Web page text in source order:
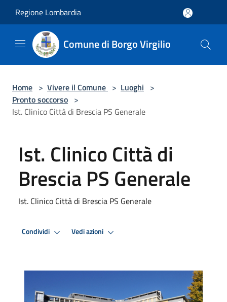
Regione Lombardia
Comune di Borgo Virgilio
Home > Vivere il Comune > Luoghi >
Pronto soccorso >
Ist. Clinico Città di Brescia PS Generale
Ist. Clinico Città di
Brescia PS Generale
Ist. Clinico Città di Brescia PS Generale
Condividi Vedi azioni